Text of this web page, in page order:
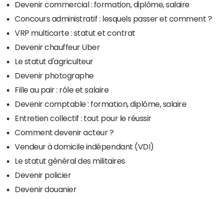
Devenir commercial : formation, diplôme, salaire
Concours administratif : lesquels passer et comment ?
VRP multicarte : statut et contrat
Devenir chauffeur Uber
Le statut d'agriculteur
Devenir photographe
Fille au pair : rôle et salaire
Devenir comptable : formation, diplôme, salaire
Entretien collectif : tout pour le réussir
Comment devenir acteur ?
Vendeur à domicile indépendant (VDI)
Le statut général des militaires
Devenir policier
Devenir douanier